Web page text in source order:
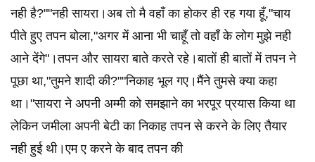
नही है?""नही सायरा।अब तो मै वहाँ का होकर ही रह गया हूँ,"चाय
पीते हुए तपन बोला,"अगर में आना भी चाहूँ तो वहाँ के लोग मुझे नही
आने देंगे"।तपन और सायरा बाते करते रहे।बातों ही बातों में तपन ने
पूछा था,"तुमने शादी की?""निकाह भूल गए।मैंने तुमसे क्या कहा
था।"सायरा ने अपनी अम्मी को समझाने का भरपूर प्रयास किया था
लेकिन जमीला अपनी बेटी का निकाह तपन से करने के लिए तैयार
नही हुई थी।एम ए करने के बाद तपन की